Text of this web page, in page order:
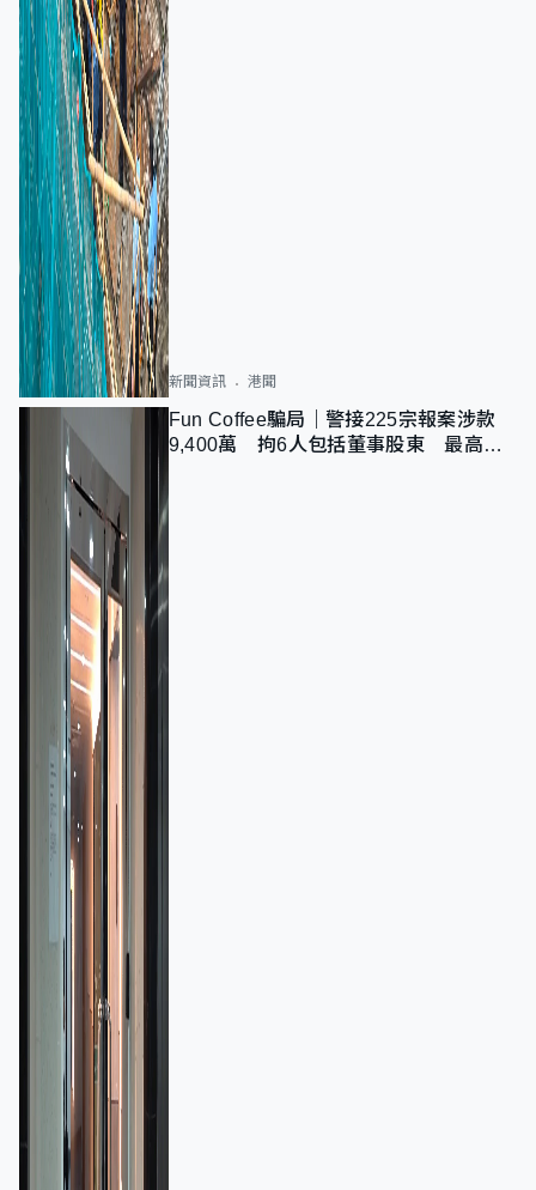
新聞資訊 港聞
Fun Coffee騙局｜警接225宗報案涉款
9,400萬 拘6人包括董事股東 最高金